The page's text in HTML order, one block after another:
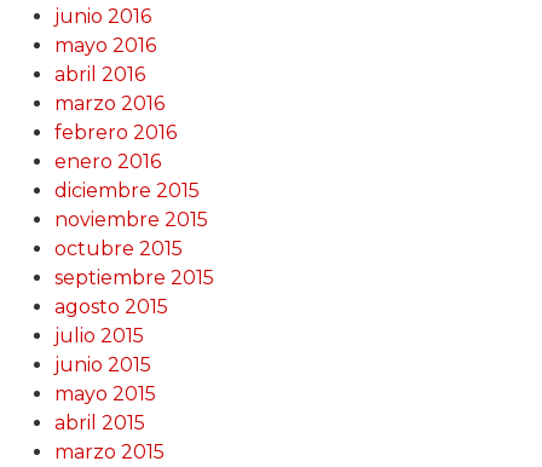
junio 2016
mayo 2016
abril 2016
marzo 2016
febrero 2016
enero 2016
diciembre 2015
noviembre 2015
octubre 2015
septiembre 2015
agosto 2015
julio 2015
junio 2015
mayo 2015
abril 2015
marzo 2015